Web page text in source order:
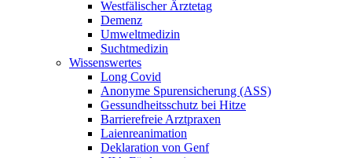
Westfälischer Ärztetag
Demenz
Umweltmedizin
Suchtmedizin
Wissenswertes
Long Covid
Anonyme Spurensicherung (ASS)
Gessundheitsschutz bei Hitze
Barrierefreie Arztpraxen
Laienreanimation
Deklaration von Genf